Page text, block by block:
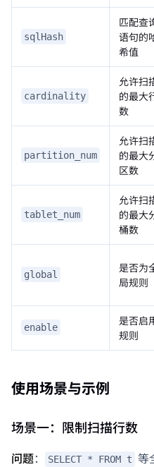
sqlHash
匹配查
语句的
希值
cardinality
允许扫
的最大
数
partition_num
允许扫
的最大
区数
tablet_num
允许扫
的最大
桶数
global
是否为
局规则
enable
是否启
规则
使用场景与示例
场景一：限制扫描行数
问题： SELECT * FROM t 等